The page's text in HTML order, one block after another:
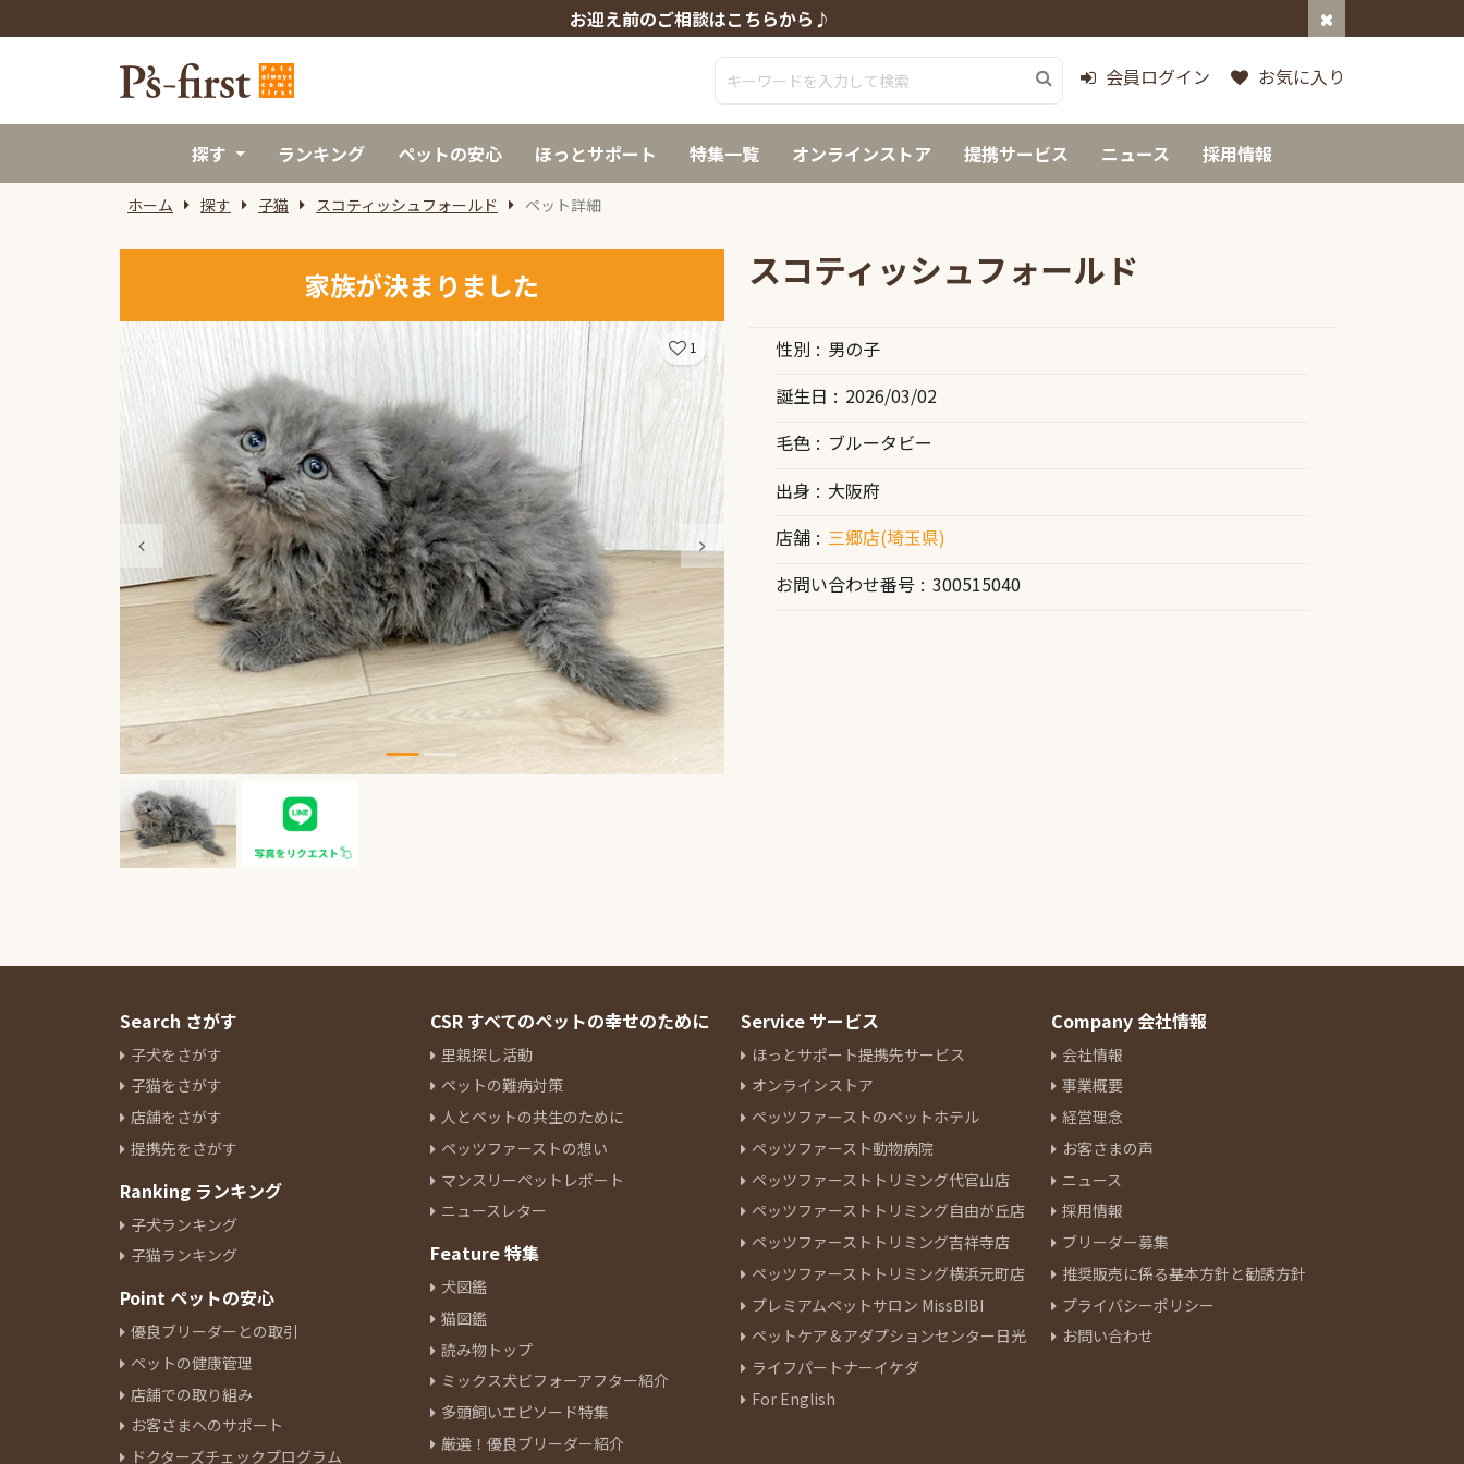
お迎え前のご相談はこちらから♪
会員ログイン お気に入り
探す ランキング ペットの安心 ほっとサポート 特集一覧 オンラインストア 提携サービス ニュース 採用情報
ホーム 探す 子猫 スコティッシュフォールド ペット詳細
家族が決まりました
1
スコティッシュフォールド
性別
男の子
誕生日
2026/03/02
毛色
ブルータビー
出身
大阪府
店舗
三郷店(埼玉県)
お問い合わせ番号
300515040
Search さがす
子犬をさがす
子猫をさがす
店舗をさがす
提携先をさがす
Ranking ランキング
子犬ランキング
子猫ランキング
Point ペットの安心
優良ブリーダーとの取引
ペットの健康管理
店舗での取り組み
お客さまへのサポート
ドクターズチェックプログラム
CSR すべてのペットの幸せのために
里親探し活動
ペットの難病対策
人とペットの共生のために
ペッツファーストの想い
マンスリーペットレポート
ニュースレター
Feature 特集
犬図鑑
猫図鑑
読み物トップ
ミックス犬ビフォーアフター紹介
多頭飼いエピソード特集
厳選！優良ブリーダー紹介
Service サービス
ほっとサポート提携先サービス
オンラインストア
ペッツファーストのペットホテル
ペッツファースト動物病院
ペッツファーストトリミング代官山店
ペッツファーストトリミング自由が丘店
ペッツファーストトリミング吉祥寺店
ペッツファーストトリミング横浜元町店
プレミアムペットサロン MissBIBI
ペットケア＆アダプションセンター日光
ライフパートナーイケダ
For English
Company 会社情報
会社情報
事業概要
経営理念
お客さまの声
ニュース
採用情報
ブリーダー募集
推奨販売に係る基本方針と勧誘方針
プライバシーポリシー
お問い合わせ